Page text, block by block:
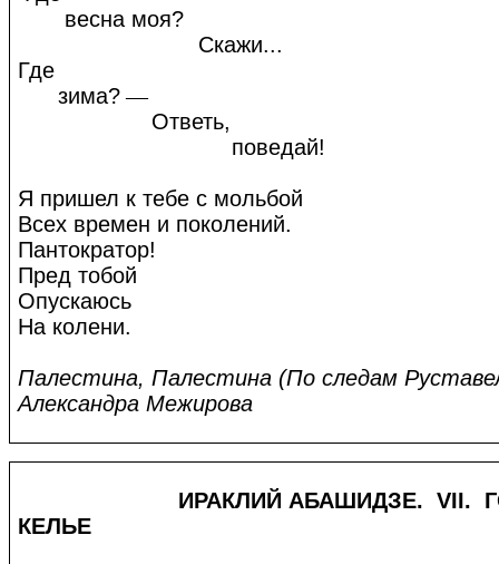
весна моя?
Скажи...
Где
зима?—
Ответь,
поведай!
Я пришел к тебе с мольбой
Всех времен и поколений.
Пантократор!
Пред тобой
Опускаюсь
На колени.
Палестина, Палестина (По следам
Александра Межирова
ИРАКЛИЙ АБАШИДЗЕ. VII.
КЕЛЬЕ